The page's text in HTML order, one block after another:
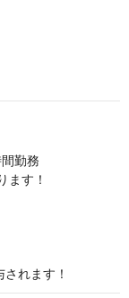
勤務
ます！
れます！